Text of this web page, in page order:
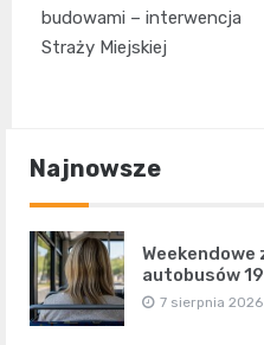
budowami – interwencja
Straży Miejskiej
Najnowsze
autobusów
7 sierpnia 2026